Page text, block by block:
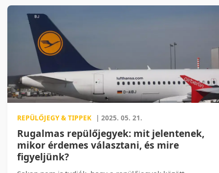
szórakozóhelyeken! Cikkünk Málta TOP
vendéglátóhelyeit járja körül.
REPÜLŐJEGY & TIPPEK | 2025. 05. 21.
Rugalmas repülőjegyek: mit jelentenek,
mikor érdemes választani, és mire
figyeljünk?